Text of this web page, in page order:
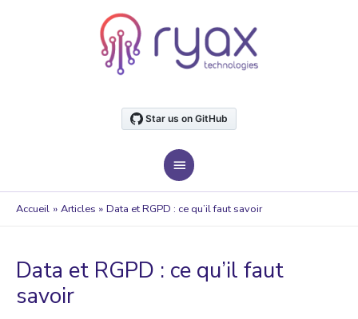
MENU
PRINCIPAL
Accueil Articles Data et RGPD : ce qu’il faut savoir
Data et RGPD : ce qu’il faut
savoir